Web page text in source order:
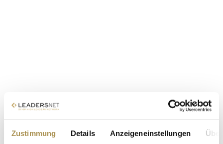
Zustimmung Details Anzeigeneinstellungen